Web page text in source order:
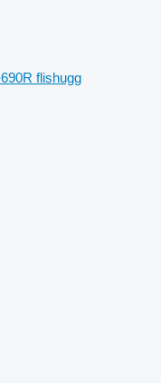
flishugg